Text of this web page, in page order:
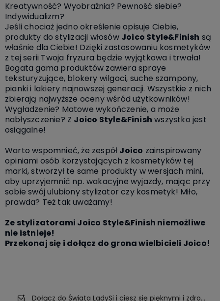
Kreatywność? Wyobraźnia? Pewność siebie?
Indywidualizm?
Jeśli chociaż jedno określenie opisuje Ciebie,
produkty do stylizacji włosów Joico Style&Finish są
właśnie dla Ciebie! Dzięki zastosowaniu kosmetyków
z tej serii Twoja fryzura będzie wyjątkowa i trwała!
Bogata gama produktów zawiera spraye
teksturyzujące, blokery wilgoci, suche szampony,
pianki i lakiery najnowszej generacji. Wszystkie z nich
zbierają najwyższe oceny wśród użytkowników!
Wygładzenie? Matowe wykończenie, a może
nabłyszczenie? Z Joico Style&Finish wszystko jest
osiągalne!
Warto wspomnieć, że zespół Joico zainspirowany
opiniami osób korzystających z kosmetyków tej
marki, stworzył te same produkty w wersjach mini,
aby uprzyjemnić np. wakacyjne wyjazdy, mając przy
sobie swój ulubiony stylizator czy kosmetyk! Miło,
prawda? Też tak uważamy!
Ze stylizatorami Joico Style&Finish niemożliwe
nie istnieje!
Przekonaj się i dołącz do grona wielbicieli Joico!
Dołącz do Świata LadySi i ciesz się pięknymi i